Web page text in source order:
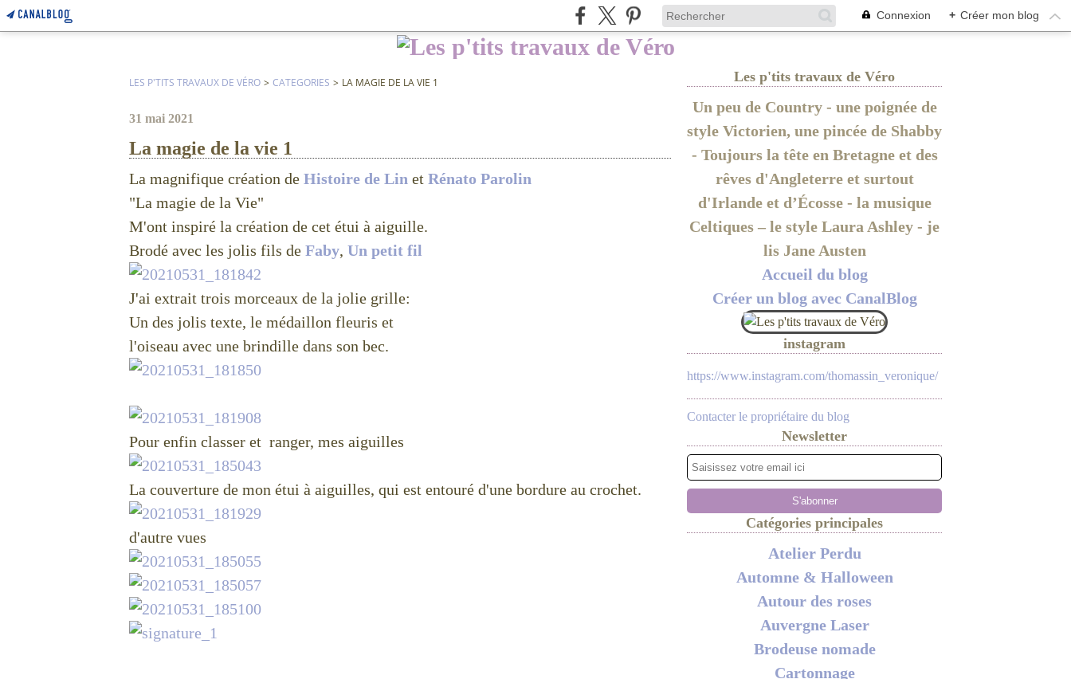
Connexion + Créer mon blog
LES P'TITS TRAVAUX DE VÉRO > CATEGORIES > LA MAGIE DE LA VIE 1
31 mai 2021
La magie de la vie 1
La magnifique création de Histoire de Lin et Rénato Parolin
"La magie de la Vie"
M'ont inspiré la création de cet étui à aiguille.
Brodé avec les jolis fils de Faby, Un petit fil
J'ai extrait trois morceaux de la jolie grille:
Un des jolis texte, le médaillon fleuris et
l'oiseau avec une brindille dans son bec.
Pour enfin classer et ranger, mes aiguilles
La couverture de mon étui à aiguilles, qui est entouré d'une bordure au crochet.
d'autre vues
Les p'tits travaux de Véro
Un peu de Country - une poignée de
style Victorien, une pincée de Shabby
- Toujours la tête en Bretagne et des
rêves d'Angleterre et surtout
d'Irlande et d’Écosse - la musique
Celtiques – le style Laura Ashley - je
lis Jane Austen
Accueil du blog
Créer un blog avec CanalBlog
instagram
https://www.instagram.com/thomassin_veronique/
Contacter le propriétaire du blog
Newsletter
Catégories principales
Atelier Perdu
Automne & Halloween
Autour des roses
Auvergne Laser
Brodeuse nomade
Cartonnage